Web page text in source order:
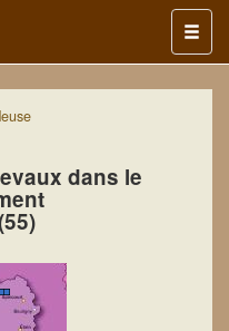
Menu
dans le